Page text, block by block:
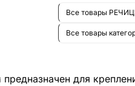
Все товары
Все товары
для